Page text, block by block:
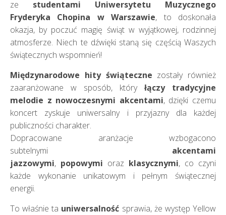
ze studentami Uniwersytetu Muzycznego
Fryderyka Chopina w Warszawie, to doskonała
okazja, by poczuć magię świąt w wyjątkowej, rodzinnej
atmosferze. Niech te dźwięki staną się częścią Waszych
świątecznych wspomnień!
Międzynarodowe hity świąteczne zostały również
zaaranżowane w sposób, który łączy tradycyjne
melodie z nowoczesnymi akcentami, dzięki czemu
koncert zyskuje uniwersalny i przyjazny dla każdej
publiczności charakter.
Dopracowane aranżacje wzbogacono
subtelnymi akcentami
jazzowymi, popowymi oraz klasycznymi, co czyni
każde wykonanie unikatowym i pełnym świątecznej
energii.
To właśnie ta uniwersalność sprawia, że występ Yellow